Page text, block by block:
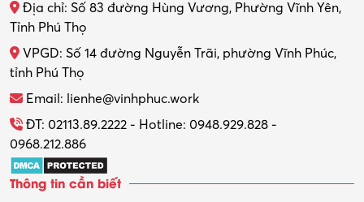
Thợ máy – Ô tô – Xe máy
Thực tập
Tổ chức sự kiện – Quà tặng
Trợ lý
Tư vấn
Địa chỉ: Số 83 đường Hùng Vương, Phường Vĩnh Yên,
Tỉnh Phú Thọ
VPGD: Số 14 đường Nguyễn Trãi, phường Vĩnh Phúc,
tỉnh Phú Thọ
Email: lienhe@vinhphuc.work
ĐT: 02113.89.2222 - Hotline: 0948.929.828 -
0968.212.886
Thông tin cần biết